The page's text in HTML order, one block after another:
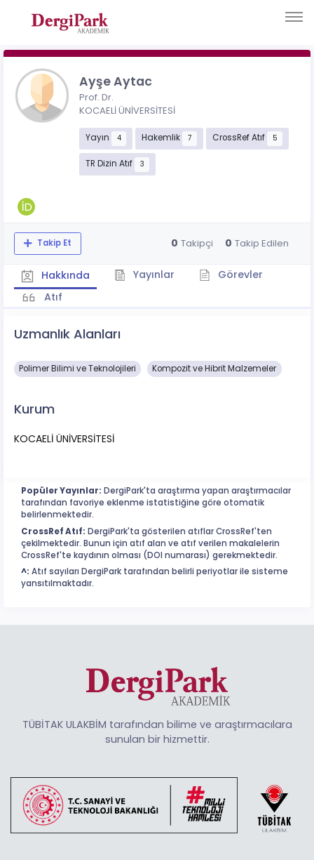
Ayşe Aytac
Prof. Dr.
KOCAELİ ÜNİVERSİTESİ
Yayın 4 Hakemlik 7 CrossRef Atıf 5
TR Dizin Atıf 3
Takip Et 0 Takipçi 0 Takip Edilen
Hakkında Yayınlar
Görevler
Atıf
Uzmanlık Alanları
Polimer Bilimi ve Teknolojileri Kompozit ve Hibrit Malzemeler
Kurum
KOCAELİ ÜNİVERSİTESİ
Popüler Yayınlar: DergiPark'ta araştırma yapan araştırmacılar
tarafından favoriye eklenme istatistiğine göre otomatik
belirlenmektedir.
CrossRef Atıf: DergiPark'ta gösterilen atıflar CrossRef'ten
çekilmektedir. Bunun için atıf alan ve atıf verilen makalelerin
CrossRef'te kaydının olması (DOI numarası) gerekmektedir.
^: Atıf sayıları DergiPark tarafından belirli periyotlar ile sisteme
yansıtılmaktadır.
TÜBİTAK ULAKBİM tarafından bilime ve araştırmacılara
sunulan bir hizmettir.